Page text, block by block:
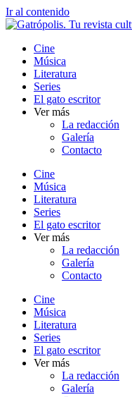
Ir al contenido
Cine
Música
Literatura
Series
El gato escritor
Ver más
La redacción
Galería
Contacto
Cine
Música
Literatura
Series
El gato escritor
Ver más
La redacción
Galería
Contacto
Cine
Música
Literatura
Series
El gato escritor
Ver más
La redacción
Galería